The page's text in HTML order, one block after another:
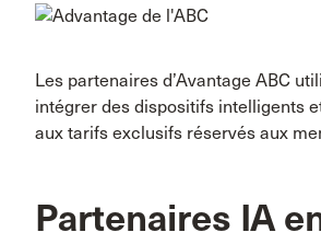
Les partenaires d’Avantage ABC
intégrer des dispositifs intelligents
aux tarifs exclusifs réservés aux
Partenaires IA